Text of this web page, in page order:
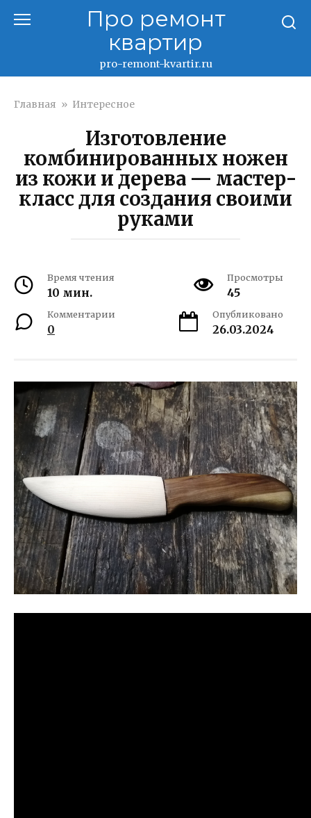
Про ремонт
квартир
pro-remont-kvartir.ru
Главная » Интересное
Изготовление
комбинированных ножен
из кожи и дерева — мастер-
класс для создания своими
руками
Время чтения
10 мин.
Просмотры
45
Комментарии
0
Опубликовано
26.03.2024